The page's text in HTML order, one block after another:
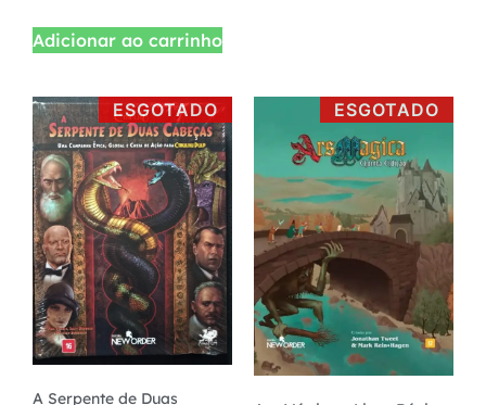
Adicionar ao carrinho
ESGOTADO
A Serpente de Duas
ESGOTADO